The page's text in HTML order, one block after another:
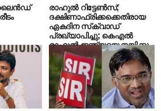
രാഹുൽ റിട്ടേൺസ്;
ദക്ഷിണാഫ്രിക്കക്കെതിരായ
ഏകദിന സ്‌ക്വാഡ്
പ്രഖ്യാപിച്ചു; കെഎൽ
രാഹുൽ ഇന്ത്യയെ നയിക്കും